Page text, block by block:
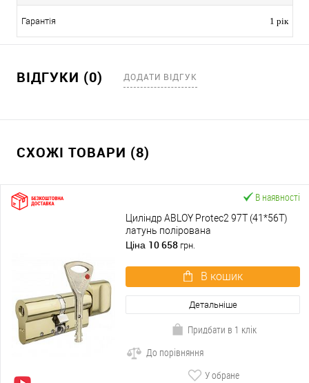
Гарантія 1 рік
ВІДГУКИ (0) ДОДАТИ ВІДГУК
СХОЖІ ТОВАРИ (8)
В наявності
Циліндр ABLOY Protec2 97T (41*56T)
латунь полірована
Ціна 10 658 грн.
В кошик
Детальніше
Придбати в 1 клік
До порівняння
У обране